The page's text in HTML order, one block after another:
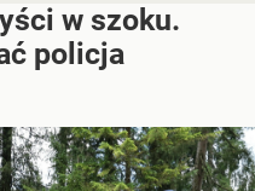
w szoku.
policja